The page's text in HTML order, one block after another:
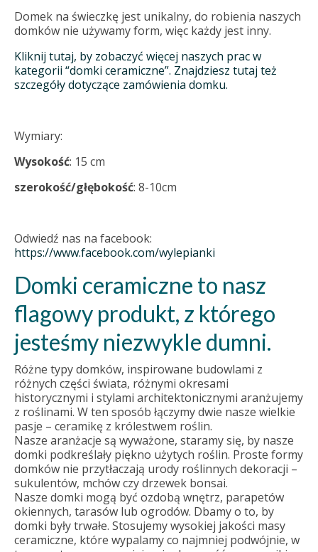
Domek na świeczkę jest unikalny, do robienia naszych
domków nie używamy form, więc każdy jest inny.
Kliknij tutaj, by zobaczyć więcej naszych prac w
kategorii “domki ceramiczne”. Znajdziesz tutaj też
szczegóły dotyczące zamówienia domku.
Wymiary:
Wysokość: 15 cm
szerokość/głębokość: 8-10cm
Odwiedź nas na facebook:
https://www.facebook.com/wylepianki
Domki ceramiczne to nasz
flagowy produkt, z którego
jesteśmy niezwykle dumni.
Różne typy domków, inspirowane budowlami z
różnych części świata, różnymi okresami
historycznymi i stylami architektonicznymi aranżujemy
z roślinami. W ten sposób łączymy dwie nasze wielkie
pasje – ceramikę z królestwem roślin.
Nasze aranżacje są wyważone, staramy się, by nasze
domki podkreślały piękno użytych roślin. Proste formy
domków nie przytłaczają urody roślinnych dekoracji –
sukulentów, mchów czy drzewek bonsai.
Nasze domki mogą być ozdobą wnętrz, parapetów
okiennych, tarasów lub ogrodów. Dbamy o to, by
domki były trwałe. Stosujemy wysokiej jakości masy
ceramiczne, które wypalamy co najmniej podwójnie, w